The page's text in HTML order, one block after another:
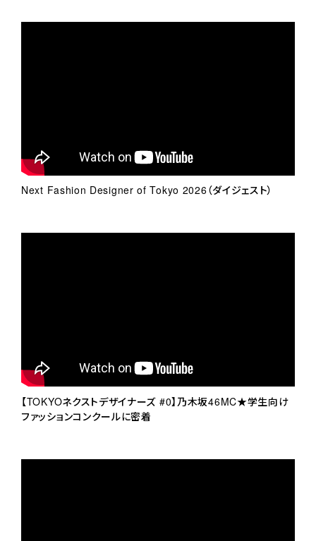
Next Fashion Designer of Tokyo 2026（ダイジェスト）
【TOKYOネクストデザイナーズ #0】乃木坂46MC★学生向け
ファッションコンクールに密着